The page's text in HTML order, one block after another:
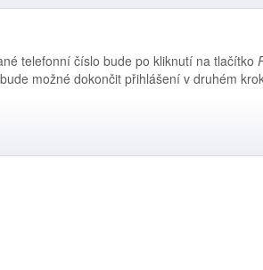
telefonní číslo bude po kliknutí na tlačítko
možné dokončit přihlášení v druhém